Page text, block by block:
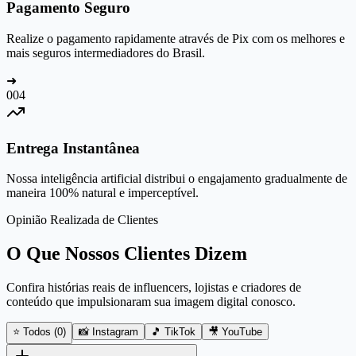
Pagamento Seguro
Realize o pagamento rapidamente através de Pix com os melhores e
mais seguros intermediadores do Brasil.
➜
004
Entrega Instantânea
Nossa inteligência artificial distribui o engajamento gradualmente de
maneira 100% natural e imperceptível.
Opinião Realizada de Clientes
O Que Nossos Clientes Dizem
Confira histórias reais de influencers, lojistas e criadores de
conteúdo que impulsionaram sua imagem digital conosco.
⭐ Todos (0) 📸 Instagram 🎵 TikTok 🎥 YouTube